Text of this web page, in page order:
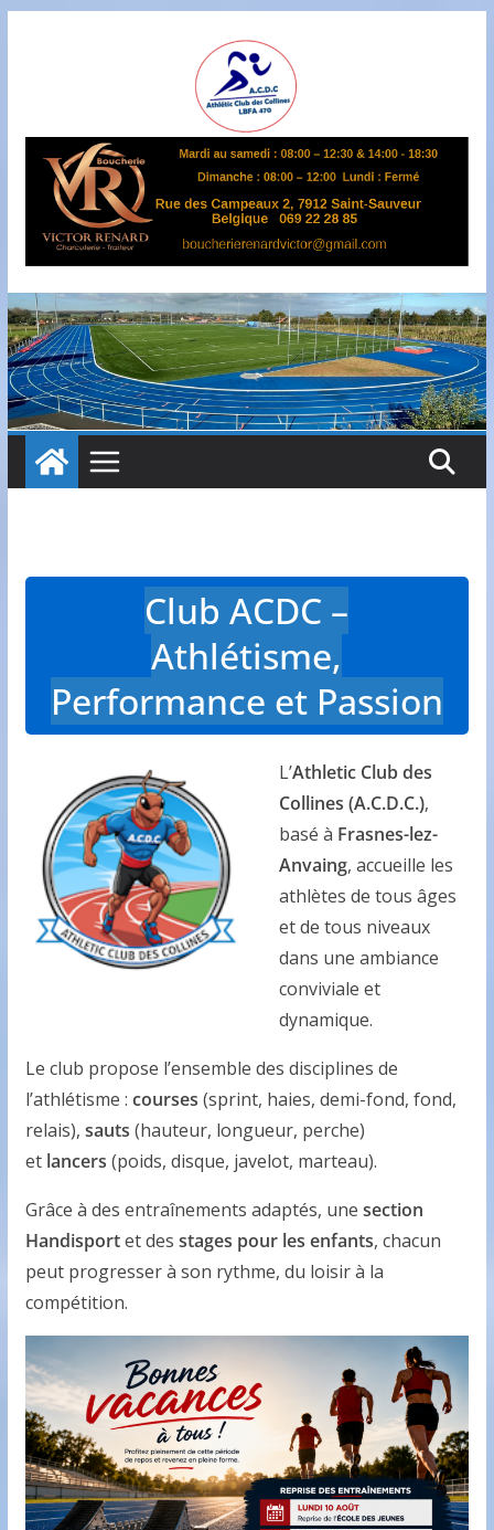
A
S
B
L
L
B
F
A
4
7
Club ACDC –
Athlétisme,
Performance et Passion
L’Athletic Club des
Collines (A.C.D.C.),
basé à Frasnes-lez-
Anvaing, accueille les
athlètes de tous âges
et de tous niveaux
dans une ambiance
conviviale et
dynamique.
Le club propose l’ensemble des disciplines de
l’athlétisme : courses (sprint, haies, demi-fond, fond,
relais), sauts (hauteur, longueur, perche)
et lancers (poids, disque, javelot, marteau).
Grâce à des entraînements adaptés, une section
Handisportet des stages pour les enfants, chacun
peut progresser à son rythme, du loisir à la
compétition.